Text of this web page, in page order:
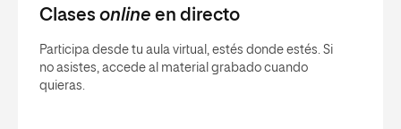
Clases online en directo
Participa desde tu aula virtual, estés donde estés. Si
no asistes, accede al material grabado cuando
quieras.